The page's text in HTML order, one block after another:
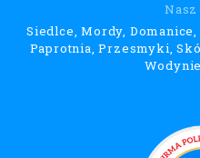
Siedlce, Mordy,
Paprotnia, Przesmyki,